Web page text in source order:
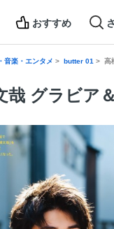
おすすめ
音楽・エンタメ butter 01 高
哉 グラビア